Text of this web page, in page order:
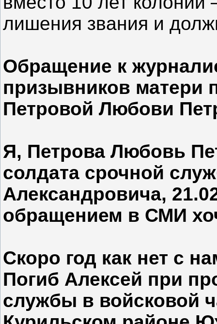
лишения звания и
Обращение к
призывников матери
Петровой Любови
Я, Петрова Любовь
солдата срочной
Александровича,
обращением в СМИ
Скоро год как нет с
Погиб Алексей при
службы в войсковой